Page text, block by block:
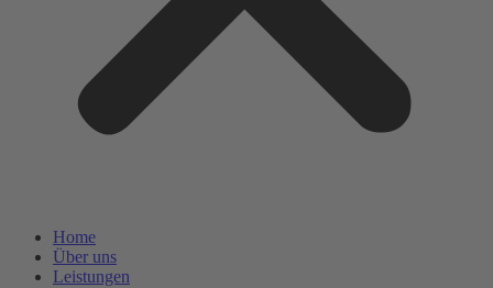
Home
Über uns
Leistungen